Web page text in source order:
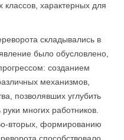
характерных для
складывались в
было обусловлено,
созданием
механизмов,
позволявших углубить
многих работников.
вторых, формированию